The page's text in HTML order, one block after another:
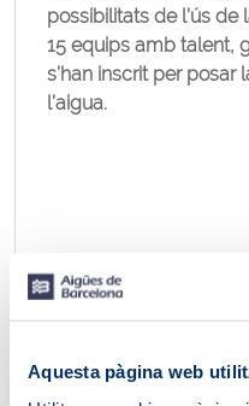
Aquesta pàgina web
possibilitats de l’ús
15 equips amb talent,
s’han inscrit per posar
l’aigua.